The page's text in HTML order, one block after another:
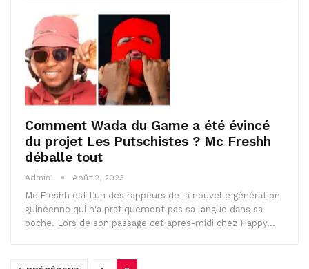
Comment Wada du Game a été évincé
du projet Les Putschistes ? Mc Freshh
déballe tout
Admin1 Août 2, 2023
Mc Freshh est l’un des rappeurs de la nouvelle génération
guinéenne qui n'a pratiquement pas sa langue dans sa
poche. Lors de son passage cet après-midi chez Happy…